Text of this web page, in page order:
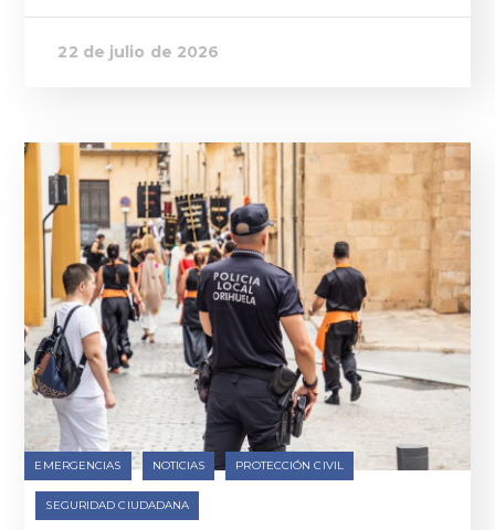
22 de julio de 2026
EMERGENCIAS NOTICIAS PROTECCIÓN CIVIL
SEGURIDAD CIUDADANA